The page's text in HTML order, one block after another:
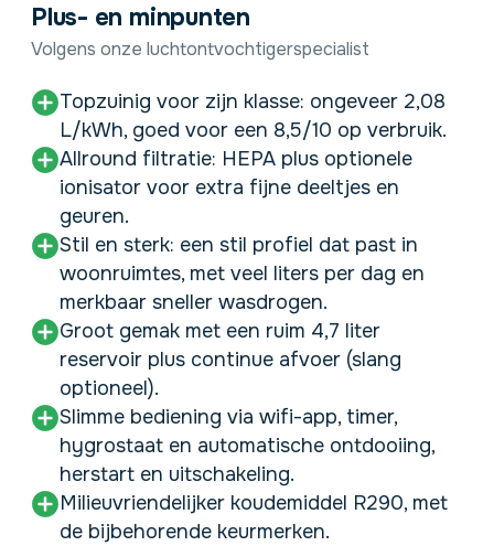
Plus- en minpunten
Volgens onze luchtontvochtigerspecialist
Topzuinig voor zijn klasse: ongeveer 2,08
L/kWh, goed voor een 8,5/10 op verbruik.
Allround filtratie: HEPA plus optionele
ionisator voor extra fijne deeltjes en
geuren.
Stil en sterk: een stil profiel dat past in
woonruimtes, met veel liters per dag en
merkbaar sneller wasdrogen.
Groot gemak met een ruim 4,7 liter
reservoir plus continue afvoer (slang
optioneel).
Slimme bediening via wifi-app, timer,
hygrostaat en automatische ontdooiing,
herstart en uitschakeling.
Milieuvriendelijker koudemiddel R290, met
de bijbehorende keurmerken.